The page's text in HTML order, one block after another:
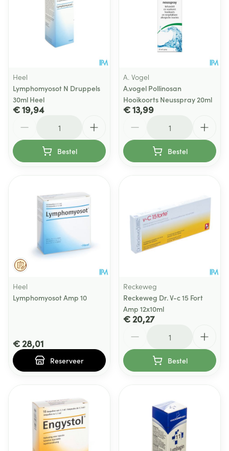
Heel
Lymphomyosot N Druppels
30ml Heel
€ 19,94
Bestel
A. Vogel
A.vogel Pollinosan
Hooikoorts Neusspray 20ml
€ 13,99
Bestel
Op voorschrift
Heel
Lymphomyosot Amp 10
€ 28,01
Reserveer
Reckeweg
Reckeweg Dr. V-c 15 Fort
Amp 12x10ml
€ 20,27
Bestel